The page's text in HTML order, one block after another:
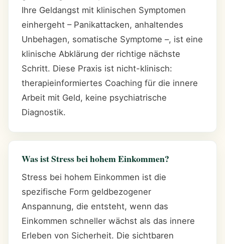
Ihre Geldangst mit klinischen Symptomen
einhergeht – Panikattacken, anhaltendes
Unbehagen, somatische Symptome –, ist eine
klinische Abklärung der richtige nächste
Schritt. Diese Praxis ist nicht-klinisch:
therapieinformiertes Coaching für die innere
Arbeit mit Geld, keine psychiatrische
Diagnostik.
Was ist Stress bei hohem Einkommen?
Stress bei hohem Einkommen ist die
spezifische Form geldbezogener
Anspannung, die entsteht, wenn das
Einkommen schneller wächst als das innere
Erleben von Sicherheit. Die sichtbaren